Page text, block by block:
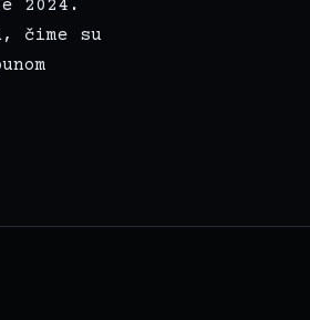
2024.
čime su